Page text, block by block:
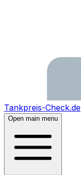
Tankpreis-Check.de
Open main menu